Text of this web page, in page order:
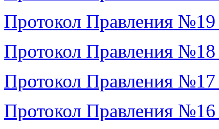
Протокол Правления
Протокол Правления
Протокол Правления
Протокол Правления